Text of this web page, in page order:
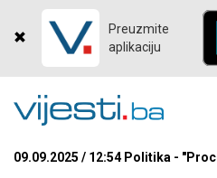
Preuzmite
aplikaciju
09.09.2025 / 12:54 Politika -